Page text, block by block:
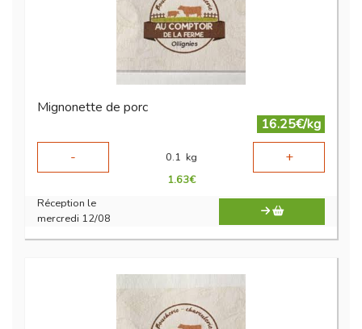
Mignonette de porc
16.25€/kg
-
0.1 kg +
1.63€
Réception le
mercredi 12/08